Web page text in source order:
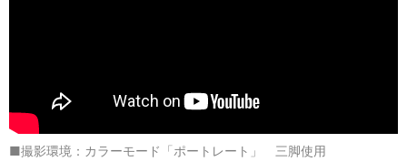
■撮影環境：カラーモード「ポートレート」 三脚使用